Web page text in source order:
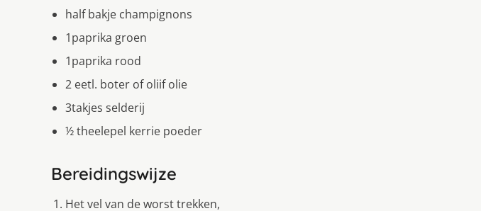
half bakje champignons
1paprika groen
1paprika rood
2 eetl. boter of oliif olie
3takjes selderij
½ theelepel kerrie poeder
Bereidingswijze
Het vel van de worst trekken,